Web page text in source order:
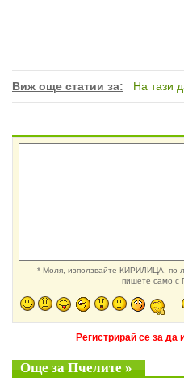
Виж още статии за: На тази
* Моля, използвайте КИРИЛИЦА, по
пишете само с
Регистрирай се за
Още за Пчелите »